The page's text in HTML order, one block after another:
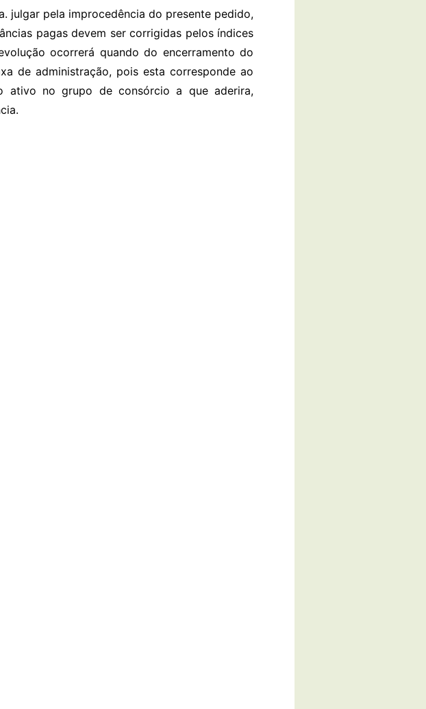
julgar pela improcedência do presente pedido,
pagas devem ser corrigidas pelos índices
ocorrerá quando do encerramento do
de administração, pois esta corresponde ao
ativo no grupo de consórcio a que aderira,